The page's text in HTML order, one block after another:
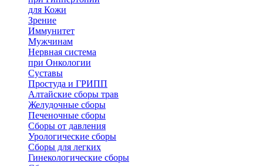
для Кожи
Зрение
Иммунитет
Мужчинам
Нервная система
при Онкологии
Суставы
Простуда и ГРИПП
Алтайские сборы трав
Желудочные сборы
Печеночные сборы
Сборы от давления
Урологические сборы
Сборы для легких
Гинекологические сборы